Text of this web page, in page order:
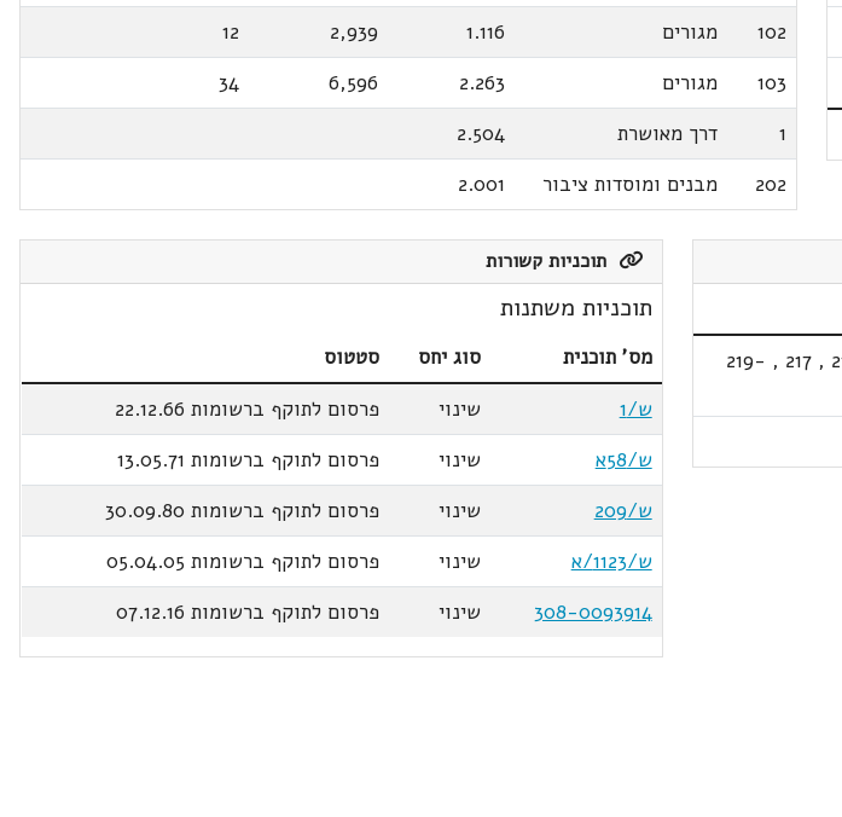
102
מגורים 1.116
2,939
12
103
מגורים 2.263
6,596
34
1
דרך מאושרת
2.504
202
מבנים ומוסדות ציבור 2.001
,
217
,
219-
תוכניות קשורות
תוכניות משתנות
מס' תוכנית סוג יחס
סטטוס
ש/1
שינוי
פרסום לתוקף ברשומות 22.12.66
ש/58א
שינוי
פרסום לתוקף ברשומות 13.05.71
ש/209
שינוי
פרסום לתוקף ברשומות 30.09.80
ש/1123/א
שינוי
פרסום לתוקף ברשומות 05.04.05
308-0093914
שינוי פרסום לתוקף ברשומות 07.12.16